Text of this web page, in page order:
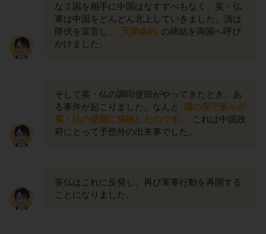
な２国を相手に中国はなすすべもなく、英・仏
軍は中国をどんどん北上していきました。清は
降伏を宣言し、
天津条約 の締結を両国へ呼び
かけました。
そして英・仏の調印使節がやってきたとき、あ
る事件が起こりました。なんと
清の保守派らが
英・仏の使節に発砲したのです。
これは中国政
府にとって予想外の出来事でした。
英仏はこれに反発し、再び軍事行動を再開する
ことになりました。